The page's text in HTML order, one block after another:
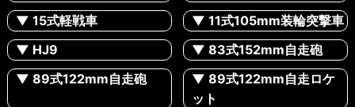
▼ 15式軽戦車
▼ 11式105mm装輪突撃車
▼ HJ9
▼ 83式152mm自走砲
▼ 89式122mm自走砲
▼ 89式122mm自走ロケ
ット